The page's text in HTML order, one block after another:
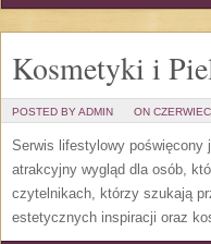
Kosmetyki i
POSTED BY ADMIN ON
Serwis lifestylowy poświęcony
atrakcyjny wygląd dla osób,
czytelnikach, którzy szukają
estetycznych inspiracji oraz